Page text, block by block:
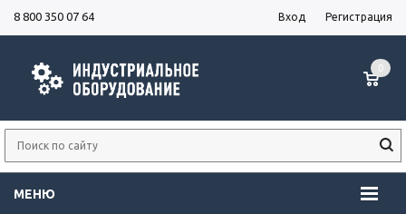
8 800 350 07 64 Вход Регистрация
МЕНЮ
0